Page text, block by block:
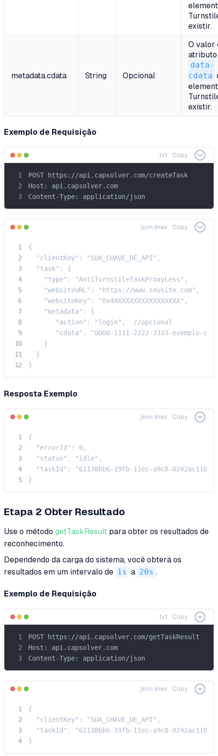
existir.
metadata.cdata String Opcional
O valor
atributo
data-
cdata
existir.
Exemplo de Requisição
txt Copy
POST https://api.capsolver.com/createTask
Host: api.capsolver.com
Content-Type: application/json
json lines Copy
{
  "clientKey": "SUA_CHAVE_DE_API",
  "task": {
    "type": "AntiTurnstileTaskProxyLess",
    "websiteURL": "https://www.seusite.com",
    "websiteKey": "0x4XXXXXXXXXXXXXXXXX",
    "metadata": {
       "action": "login",  //opcional
"cdata": "0000-1111-2222-3333-exemplo-
    }
  }
}
Resposta Exemplo
json lines Copy
{
  "errorId": 0,
  "status": "idle",
"taskId": "61138bb6-19fb-11ec-a9c8-
}
Etapa 2 Obter Resultado
Use o método getTaskResult para obter os resultados de
reconhecimento.
Dependendo da carga do sistema, você obterá os
resultados em um intervalo de 1s a 20s .
Exemplo de Requisição
txt Copy
POST https://api.capsolver.com/getTaskResult
Host: api.capsolver.com
Content-Type: application/json
json lines Copy
{
  "clientKey": "SUA_CHAVE_DE_API",
"taskId": "61138bb6-19fb-11ec-a9c8-
}